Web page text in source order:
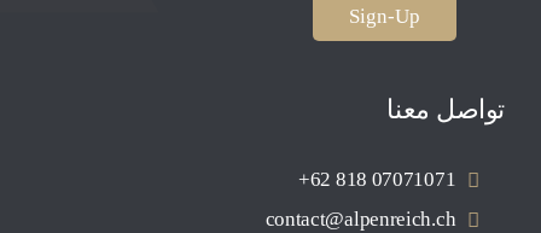
تواصل معنا
+62 818 07071071
contact@alpenreich.ch